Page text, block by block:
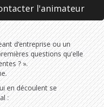
l'animateur
d’entreprise ou un
questions qu'elle
? ».
en découlent se
: